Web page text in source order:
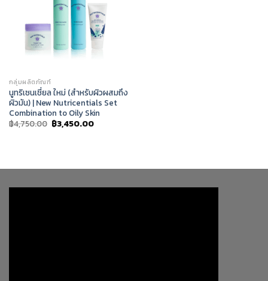
กลุ่มผลิตภัณฑ์
นูทริเซนเชี่ยล ใหม่ (สำหรับผิวผสมถึง
ผิวมัน) | New Nutricentials Set
Combination to Oily Skin
฿4,750.00 Original
price
฿3,450.00Current